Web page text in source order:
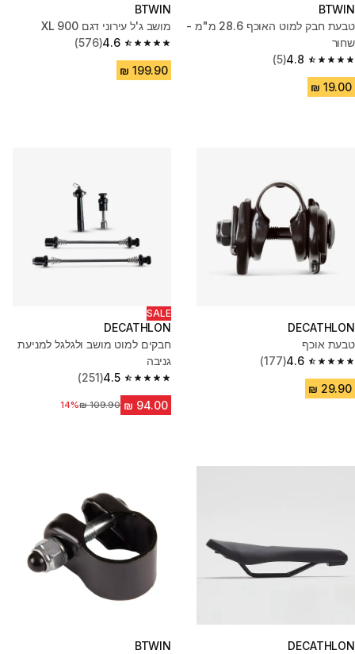
BTWIN
טבעת חבק למוט האוכף 28.6 מ"מ -
שחור
4.8
4.8 out of 5 stars from 5 reviews
(5)
BTWIN
מושב ג'ל עירוני דגם 900 XL
4.6
4.6 out of 5 stars from 576 reviews
(576)
DECATHLON
טבעת אוכף
4.6
4.6 out of 5 stars from 177 reviews
(177)
SALE
DECATHLON
חבקים למוט מושב ולגלגל למניעת
גניבה
4.5
4.5 out of 5 stars from 251 reviews
(251)
מחיר לפני הנחה‏109.90 ₪
14%
DECATHLON
BTWIN